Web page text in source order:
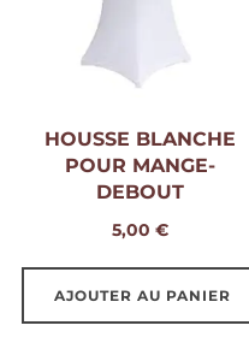
HOUSSE BLANCHE
POUR MANGE-
DEBOUT
5,00€
AJOUTER AU PANIER